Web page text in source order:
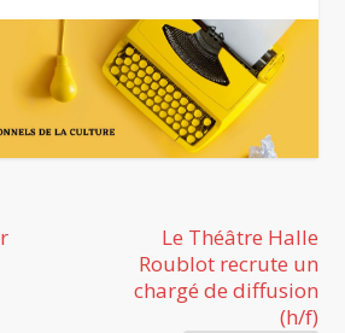
Le Théâtre Halle
Roublot recrute un
chargé de diffusion
(h/f)